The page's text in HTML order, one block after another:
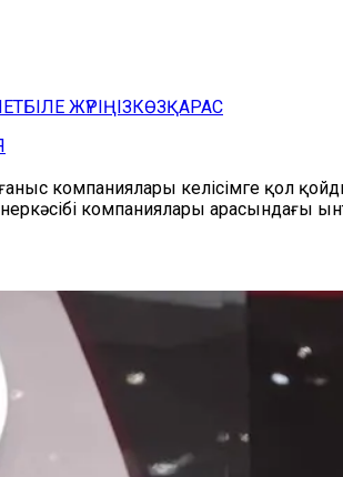
БІЛЕ ЖҮРІҢІЗКӨЗҚАРАС
компаниялары келісімге қол
компаниялары арасындағы